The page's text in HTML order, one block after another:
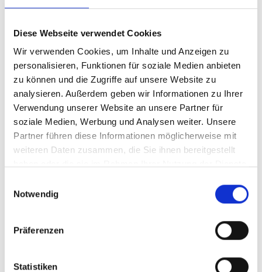
Diese Webseite verwendet Cookies
Wir verwenden Cookies, um Inhalte und Anzeigen zu
personalisieren, Funktionen für soziale Medien anbieten
zu können und die Zugriffe auf unsere Website zu
analysieren. Außerdem geben wir Informationen zu Ihrer
Verwendung unserer Website an unsere Partner für
soziale Medien, Werbung und Analysen weiter. Unsere
Partner führen diese Informationen möglicherweise mit
weiteren Daten zusammen, die Sie ihnen bereitgestellt
Notwendig
Präferenzen
Statistiken
Höhenbegrenzer - variabler Durchfahrtshöhe
Edelstahl anfahrschutz
Kunststoffbarrieren
Outlet - Angebot
Kunststoff Anfahrschutz
Befestigungsmittel
Geländer
Durchfahrtsschutz - Balken
Rammschutzbalken
Sockelschutz
Verkehrsberuhigungsmaßnahmen – Schwellen/Bumper/Parkstopps
Zugangskontrolle